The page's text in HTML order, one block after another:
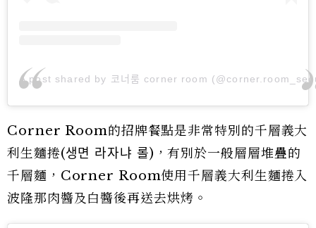
A post shared by 코너룸 corner room
Corner Room的招牌餐點是非常特別的千層義大
利生麵捲(생면 라자냐 롤)，有別於一般層層堆疊的
千層麵，Corner Room使用千層義大利生麵捲入
波隆那肉醬及白醬後再送去烘烤。